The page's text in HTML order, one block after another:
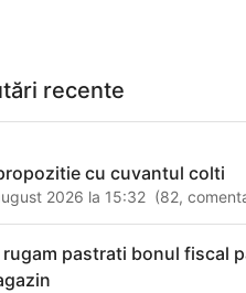
recente
cu cuvantul colti
2026 la 15:32 (82,
rugam pastrati bonul fiscal